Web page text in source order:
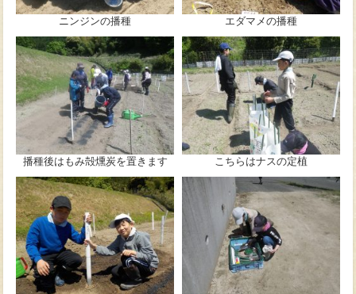
ニンジンの播種 エダマメの播種
播種後はもみ殻燻炭を置きます こちらはナスの定植